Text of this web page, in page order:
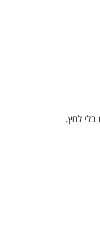
בלי לחץ.